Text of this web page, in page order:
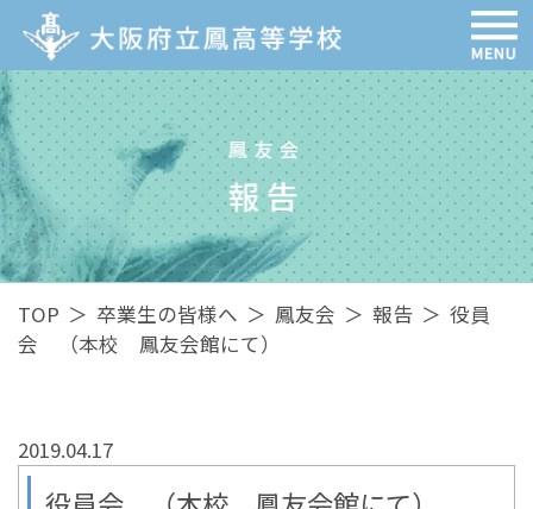
鳳友会
報告
TOP ＞ 卒業生の皆様へ ＞ 鳳友会 ＞ 報告 ＞ 役員
会 （本校 鳳友会館にて）
2019.04.17